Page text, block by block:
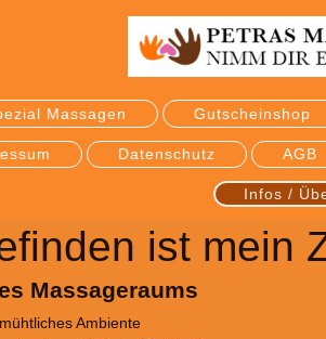
Massagen Gutscheinshop
Datenschutz AGB
Infos /
ist mein
Massageraums
Ambiente